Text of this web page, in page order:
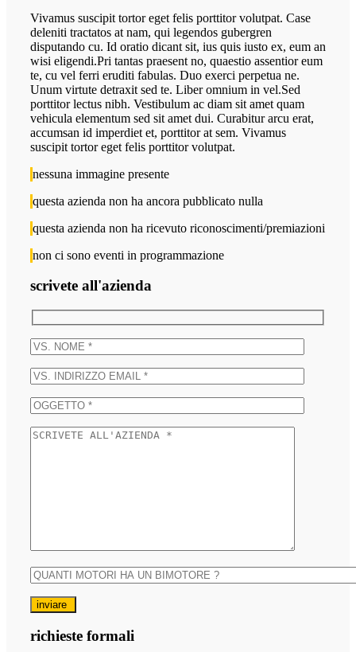
Vivamus suscipit tortor eget felis porttitor volutpat. Case
deleniti tractatos at nam, qui legendos gubergren
disputando cu. Id oratio dicant sit, ius quis iusto ex, eum an
wisi eligendi.Pri tantas praesent no, quaestio assentior eum
te, cu vel ferri eruditi fabulas. Duo exerci perpetua ne.
Unum virtute detraxit sed te. Liber omnium in vel.Sed
porttitor lectus nibh. Vestibulum ac diam sit amet quam
vehicula elementum sed sit amet dui. Curabitur arcu erat,
accumsan id imperdiet et, porttitor at sem. Vivamus
suscipit tortor eget felis porttitor volutpat.
nessuna immagine presente
questa azienda non ha ancora pubblicato nulla
questa azienda non ha ricevuto riconoscimenti/premiazioni
non ci sono eventi in programmazione
scrivete all'azienda
inviare
richieste formali